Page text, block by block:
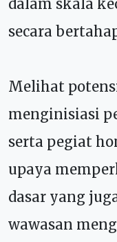
dalam skala
secara
Melihat
menginisiasi
serta pegiat
upaya
dasar yang
wawasan